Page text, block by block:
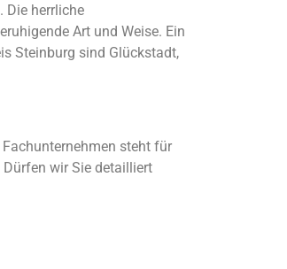
Die herrliche
Art und Weise. Ein
Steinburg sind Glückstadt,
steht für
wir Sie detailliert